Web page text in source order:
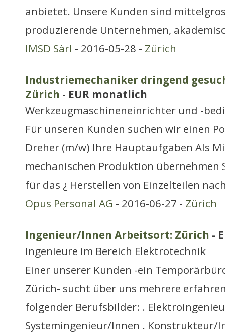
anbietet. Unsere Kunden sind
produzierende Unternehmen,
IMSD Sàrl - 2016-05-28 - Zürich
Industriemechaniker dringend
Zürich - EUR monatlich
Werkzeugmaschineneinrichter und -
Für unseren Kunden suchen wir einen
Dreher (m/w) Ihre Hauptaufgaben Als
mechanischen Produktion übernehmen
für das ¿ Herstellen von Einzelteilen
Opus Personal AG - 2016-06-27 - Zürich
Ingenieur/Innen Arbeitsort: Zürich -
Ingenieure im Bereich Elektrotechnik
Einer unserer Kunden -ein
Zürich- sucht über uns mehrere
folgender Berufsbilder: .
Systemingenieur/Innen . Konstrukteur/